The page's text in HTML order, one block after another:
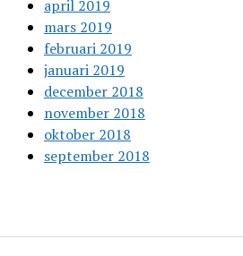
april 2019
mars 2019
februari 2019
januari 2019
december 2018
november 2018
oktober 2018
september 2018